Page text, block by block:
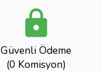
lock
Güvenli Ödeme
(0 Komisyon)